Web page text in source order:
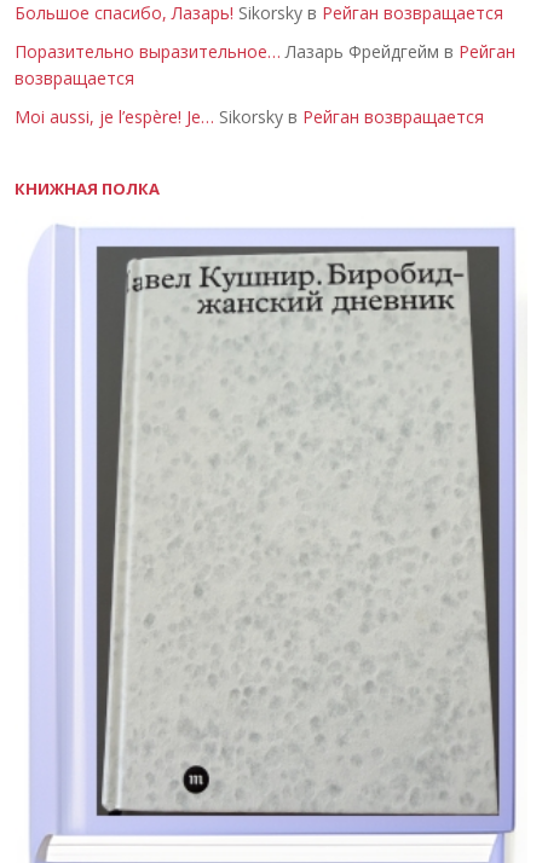
Большое спасибо, Лазарь! Sikorsky в Рейган возвращается
Поразительно выразительное… Лазарь Фрейдгейм в Рейган
возвращается
Moi aussi, je l’espère! Je… Sikorsky в Рейган возвращается
КНИЖНАЯ ПОЛКА